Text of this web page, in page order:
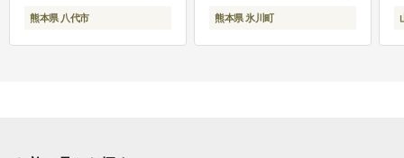
熊本県 八代市 熊本県 氷川町